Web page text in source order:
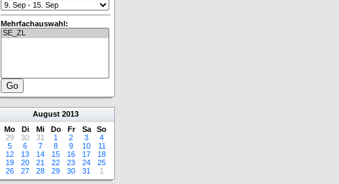
Mehrfachauswahl:
August 2013
Mo
Di Mi Do Fr Sa
So
29
30 31 1 2 3
4
5
6 7 8 9 10
11
12
13 14 15 16 17
18
19
20 21 22 23 24
25
26
27 28 29 30 31 1